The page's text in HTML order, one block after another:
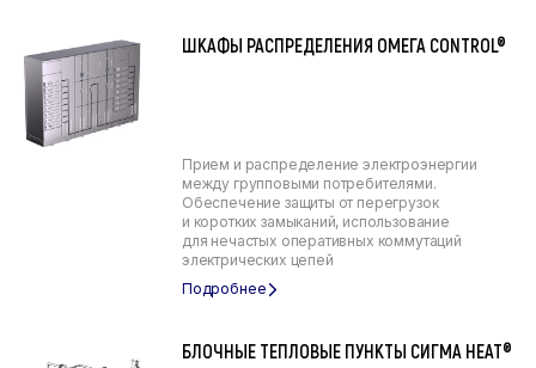
ШКАФЫ РАСПРЕДЕЛЕНИЯ ОМЕГА CONTROL®
Прием и распределение электроэнергии
между групповыми потребителями.
Обеспечение защиты от перегрузок
и коротких замыканий, использование
для нечастых оперативных коммутаций
электрических цепей
БЛОЧНЫЕ ТЕПЛОВЫЕ ПУНКТЫ СИГМА HEAT®